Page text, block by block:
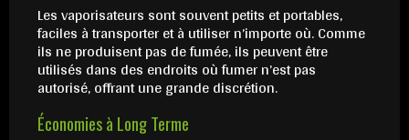
Les vaporisateurs sont souvent petits et portables,
faciles à transporter et à utiliser n’importe où. Comme
ils ne produisent pas de fumée, ils peuvent être
utilisés dans des endroits où fumer n’est pas
autorisé, offrant une grande discrétion.
Économies à Long Terme